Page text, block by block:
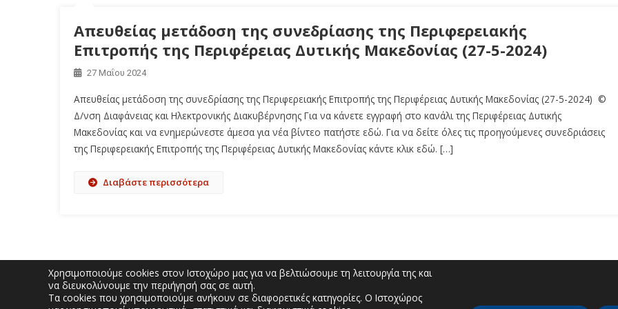
Απευθείας μετάδοση της συνεδρίασης της Περιφερειακής
Επιτροπής της Περιφέρειας Δυτικής Μακεδονίας (27-5-2024)
27 Μαΐου 2024
Απευθείας μετάδοση της συνεδρίασης της Περιφερειακής Επιτροπής της Περιφέρειας Δυτικής Μακεδονίας (27-5-2024) ©
Δ/νση Διαφάνειας και Ηλεκτρονικής Διακυβέρνησης Για να κάνετε εγγραφή στο κανάλι της Περιφέρειας Δυτικής
Μακεδονίας και να ενημερώνεστε άμεσα για νέα βίντεο πατήστε εδώ. Για να δείτε όλες τις προηγούμενες συνεδριάσεις
της Περιφερειακής Επιτροπής της Περιφέρειας Δυτικής Μακεδονίας κάντε κλικ εδώ. […]
Διαβάστε περισσότερα
Χρησιμοποιούμε cookies στον Ιστοχώρο μας για να βελτιώσουμε τη λειτουργία της και
να διευκολύνουμε την περιήγησή σας σε αυτή.
Τα cookies που χρησιμοποιούμε ανήκουν σε διαφορετικές κατηγορίες. Ο Ιστοχώρος